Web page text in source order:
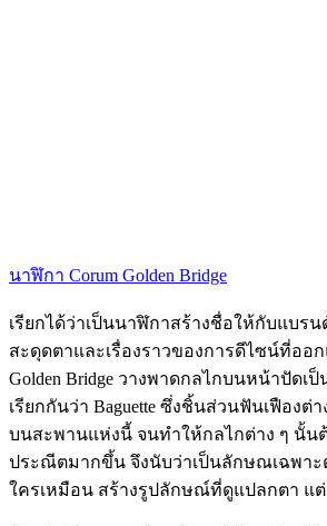
นาฬิกา Corum Golden Bridge
เรียกได้ว่าเป็นนาฬิกาสร้างชื่อให้กับแบร
สะดุดตาและเรื่องราวของการดีไซน์ที่ออ
Golden Bridge วางพาดกลไกบนหน้าปัดเ
เรียกกันว่า Baguette ซึ่งชิ้นส่วนฟันเฟืองต่
บนสะพานแห่งนี้ จนทำให้กลไกต่าง ๆ นั้น
ประณีตมากขึ้น จึงนับว่าเป็นลักษณเฉพา
ใครเหมือน สร้างรูปลักษณ์ที่ดูแปลกตา แต่